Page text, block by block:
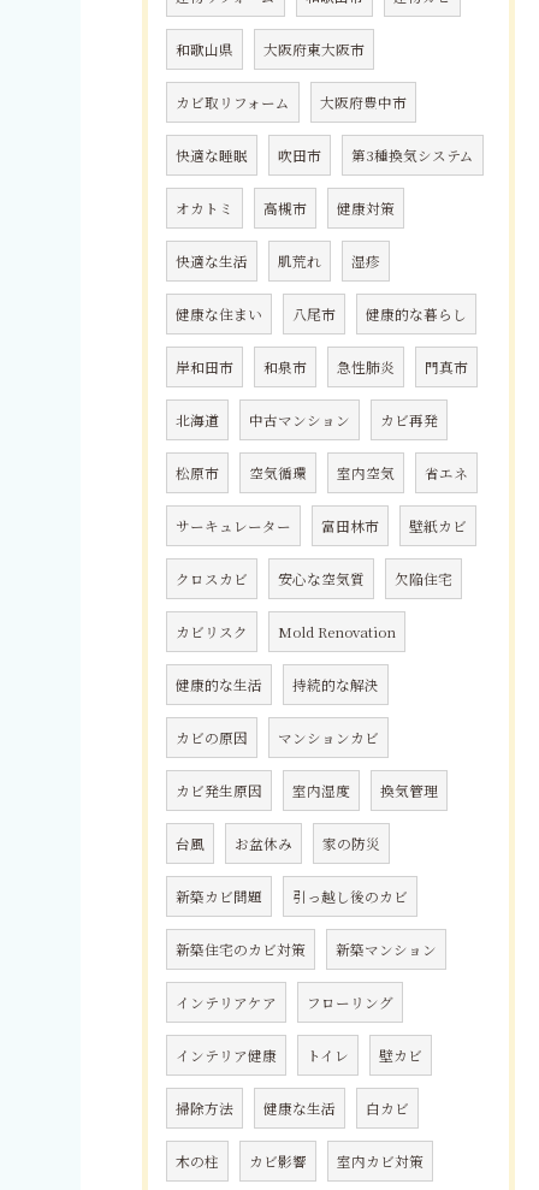
和歌山県 大阪府東大阪市
カビ取リフォーム 大阪府豊中市
快適な睡眠 吹田市 第3種換気システム
オカトミ 高槻市 健康対策
快適な生活 肌荒れ 湿疹
健康な住まい 八尾市 健康的な暮らし
岸和田市 和泉市 急性肺炎 門真市
北海道 中古マンション カビ再発
松原市 空気循環 室内空気 省エネ
サーキュレーター 富田林市 壁紙カビ
クロスカビ 安心な空気質 欠陥住宅
カビリスク Mold Renovation
健康的な生活 持続的な解決
カビの原因 マンションカビ
カビ発生原因 室内湿度 換気管理
台風 お盆休み 家の防災
新築カビ問題 引っ越し後のカビ
新築住宅のカビ対策 新築マンション
インテリアケア フローリング
インテリア健康 トイレ 壁カビ
掃除方法 健康な生活 白カビ
木の柱 カビ影響 室内カビ対策